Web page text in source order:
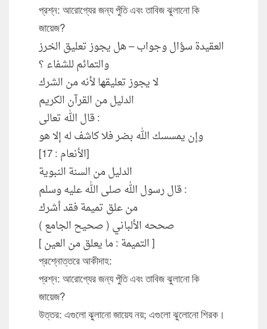
প্রশ্ন: আরোগ্যের জন্য পুঁতি এবং তাবিজ ঝুলানো কি
জায়েজ?
العقيدة سؤال وجواب – هل يجوز تعليق الخرز
والتمائم للشفاء ؟
لا يجوز تعليقها لأنه من الشرك
الدليل من القرآن الكريم
قال الله تعالى :
وإن يمسسك الله بضر فلا كاشف له إلا هو
[الأنعام : 17]
الدليل من السنة النبوية
قال رسول الله صلى الله عليه وسلم :
من علق تميمة فقد أشرك
صححه الألباني ( صحيح الجامع )
[ التميمة : ما يعلق من العين ]
প্রশ্নোত্তরে আকীদাহ:
প্রশ্ন: আরোগ্যের জন্য পুঁতি এবং তাবিজ ঝুলানো কি
জায়েজ?
উত্তর: এগুলো ঝুলানো জায়েয নয়; এগুলো ঝুলোনো শিরক।